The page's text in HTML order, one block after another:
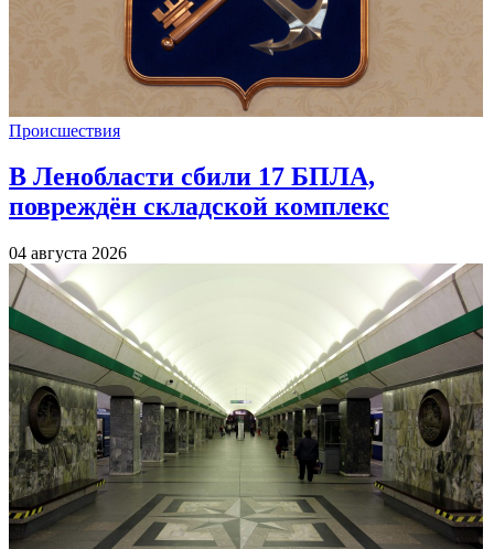
Происшествия
В Ленобласти сбили 17 БПЛА,
повреждён складской комплекс
04 августа 2026